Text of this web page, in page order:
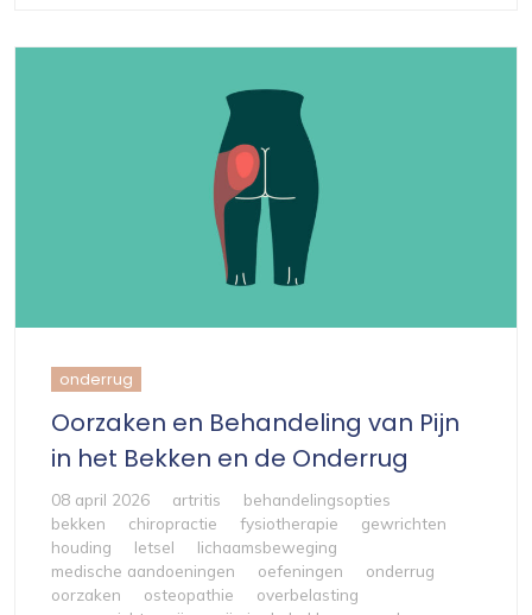
onderrug
Oorzaken en Behandeling van Pijn
in het Bekken en de Onderrug
08 april 2026 artritis
behandelingsopties
bekken
chiropractie fysiotherapie
gewrichten
houding
letsel
lichaamsbeweging
medische aandoeningen
oefeningen
onderrug
oorzaken
osteopathie
overbelasting